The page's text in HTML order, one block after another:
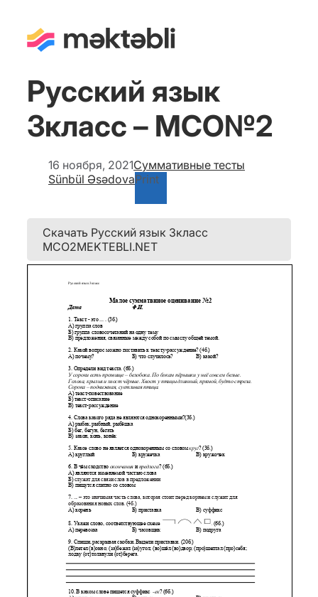
Русский язык
3класс – МСО№2
16 ноября, 2021Суммативные тесты
Sünbül ƏsədovaPrint
Скачать Русский язык 3класс
МСО2MEKTEBLI.NET